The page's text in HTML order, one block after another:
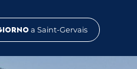
a Saint-Gervais